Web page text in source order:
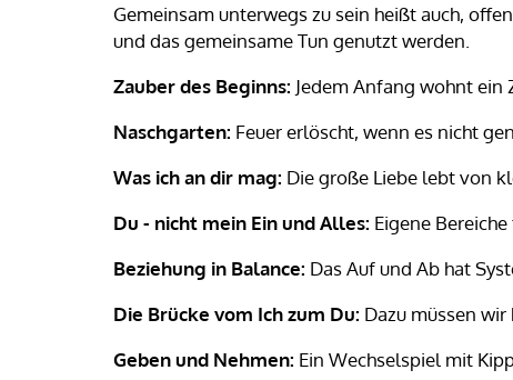
Gemeinsam unterwegs zu sein heißt auch,
und das gemeinsame Tun genutzt werden.
Zauber des Beginns: Jedem Anfang wohnt ein
Naschgarten: Feuer erlöscht, wenn es nicht
Was ich an dir mag: Die große Liebe lebt von
Du - nicht mein Ein und Alles: Eigene
Beziehung in Balance: Das Auf und Ab hat
Die Brücke vom Ich zum Du: Dazu müssen
Geben und Nehmen: Ein Wechselspiel mit